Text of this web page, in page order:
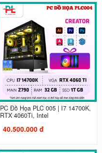
PC Đồ Họa PLC 005 | I7 14700K,
RTX 4060Ti, Intel
40.500.000 đ